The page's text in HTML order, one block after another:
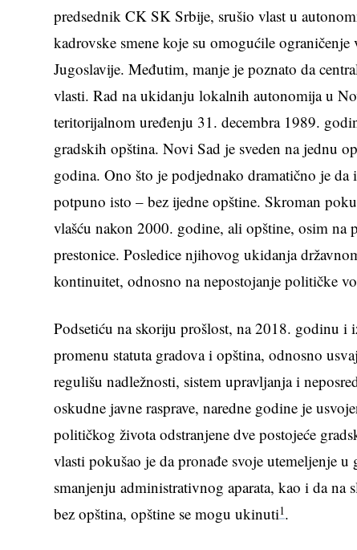
predsednik CK SK Srbije, srušio vlast u
kadrovske smene koje su omogućile
Jugoslavije. Međutim, manje je poznato da
vlasti. Rad na ukidanju lokalnih autonomija u
teritorijalnom uređenju 31. decembra 1989.
gradskih opština. Novi Sad je sveden na jednu
godina. Ono što je podjednako dramatično je
potpuno isto – bez ijedne opštine. Skroman
vlašću nakon 2000. godine, ali opštine, osim
prestonice. Posledice njihovog ukidanja
kontinuitet, odnosno na nepostojanje političke
Podsetiću na skoriju prošlost, na 2018. godinu i
promenu statuta gradova i opština, odnosno
regulišu nadležnosti, sistem upravljanja i
oskudne javne rasprave, naredne godine je
političkog života odstranjene dve postojeće
vlasti pokušao je da pronađe svoje utemeljenje
smanjenju administrativnog aparata, kao i da na
bez opština, opštine se mogu ukinuti1.